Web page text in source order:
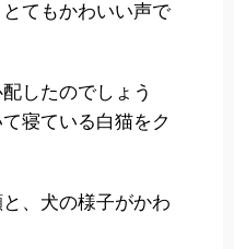
とてもかわいい声で
したのでしょう
寝ている白猫をク
、犬の様子がかわ